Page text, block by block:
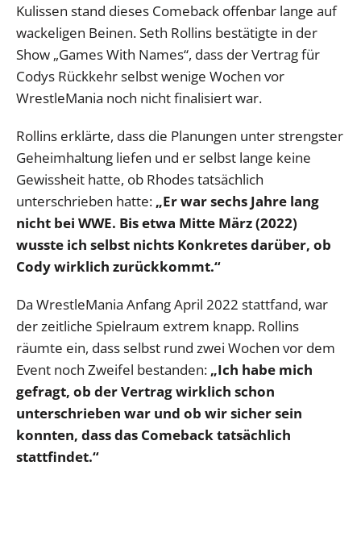
Kulissen stand dieses Comeback offenbar lange auf
wackeligen Beinen. Seth Rollins bestätigte in der
Show „Games With Names“, dass der Vertrag für
Codys Rückkehr selbst wenige Wochen vor
WrestleMania noch nicht finalisiert war.
Rollins erklärte, dass die Planungen unter strengster
Geheimhaltung liefen und er selbst lange keine
Gewissheit hatte, ob Rhodes tatsächlich
unterschrieben hatte: „Er war sechs Jahre lang
nicht bei WWE. Bis etwa Mitte März (2022)
wusste ich selbst nichts Konkretes darüber, ob
Cody wirklich zurückkommt.“
Da WrestleMania Anfang April 2022 stattfand, war
der zeitliche Spielraum extrem knapp. Rollins
räumte ein, dass selbst rund zwei Wochen vor dem
Event noch Zweifel bestanden: „Ich habe mich
gefragt, ob der Vertrag wirklich schon
unterschrieben war und ob wir sicher sein
konnten, dass das Comeback tatsächlich
stattfindet.“